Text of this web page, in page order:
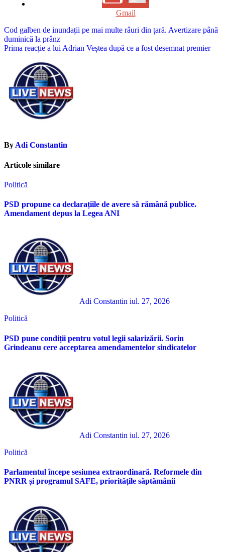
Gmail
Navigare
în
articole
Cod galben de inundații pe mai multe râuri din țară. Avertizare până
duminică la prânz
Prima reacție a lui Adrian Veștea după ce a fost desemnat premier
By Adi Constantin
Articole similare
Politică
PSD propune ca declarațiile de avere să rămână publice.
Amendament depus la Legea ANI
Adi Constantin iul. 27, 2026
Politică
PSD pune condiții pentru votul legii salarizării. Sorin
Grindeanu cere acceptarea amendamentelor sindicatelor
Adi Constantin iul. 27, 2026
Politică
Parlamentul începe sesiunea extraordinară. Reformele din
PNRR și programul SAFE, prioritățile săptămânii